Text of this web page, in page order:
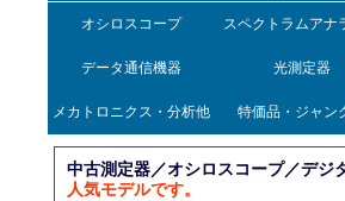
オシロスコープ スペクトラムアナ
データ通信機器 光測定器
メカトロニクス・分析他 特価品・ジャン
中古測定器／オシロスコープ／デジ
人気モデルです。